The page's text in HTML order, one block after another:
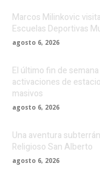
Marcos Milinkovic
Escuelas Deportivas
agosto 6, 2026
El último fin de
activaciones de
masivos
agosto 6, 2026
Una aventura
Religioso San Alberto
agosto 6, 2026